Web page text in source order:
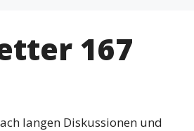
167
langen Diskussionen und